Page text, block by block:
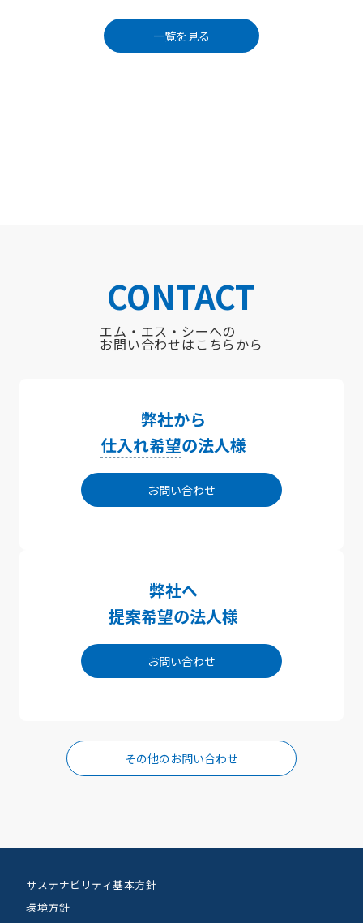
一覧を見る
CONTACT
エム・エス・シーへの
お問い合わせはこちらから
弊社から
仕入れ希望の法人様
お問い合わせ
弊社へ
提案希望の法人様
お問い合わせ
その他のお問い合わせ
サステナビリティ基本方針
環境方針